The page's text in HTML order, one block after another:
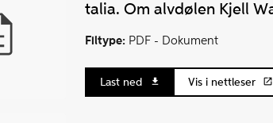
talia. Om alvdølen Kjell
Filtype: PDF - Dokument
Last ned Vis i nettleser